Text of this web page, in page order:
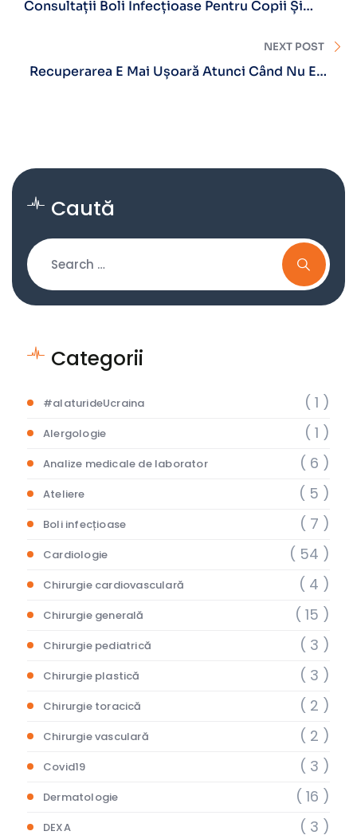
Consultații Boli Infecțioase Pentru Copii Și
NEXT POST
Recuperarea E Mai Ușoară Atunci Când Nu Ești
Caută
Categorii
#alaturideUcraina ( 1 )
Alergologie ( 1 )
Analize medicale de laborator ( 6 )
Ateliere ( 5 )
Boli infecțioase ( 7 )
Cardiologie ( 54 )
Chirurgie cardiovasculară ( 4 )
Chirurgie generală ( 15 )
Chirurgie pediatrică ( 3 )
Chirurgie plastică ( 3 )
Chirurgie toracică ( 2 )
Chirurgie vasculară ( 2 )
Covid19 ( 3 )
Dermatologie ( 16 )
DEXA ( 3 )